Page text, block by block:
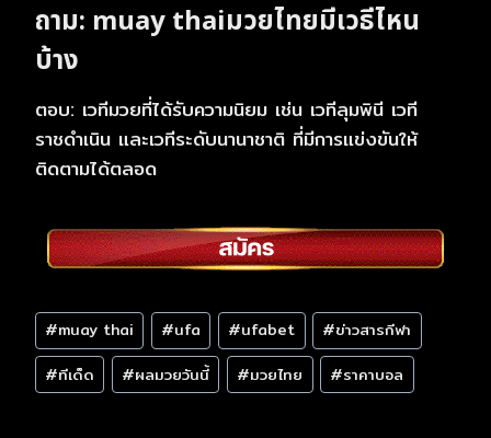
ถาม: muay thaiมวยไทยมีเวธีไหน
บ้าง
ตอบ: เวทีมวยที่ได้รับความนิยม เช่น เวทีลุมพินี เวที
ราชดำเนิน และเวทีระดับนานาชาติ ที่มีการแข่งขันให้
ติดตามได้ตลอด
#muay thai #ufa #ufabet #ข่าวสารกีฬา
#ทีเด็ด #ผลมวยวันนี้ #มวยไทย #ราคาบอล